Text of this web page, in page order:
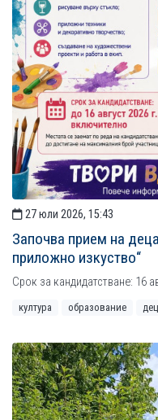
27 юли 2026, 15:43
Започва прием на
приложно изкуство“
Срок за кандидатстване: 16
култура образование